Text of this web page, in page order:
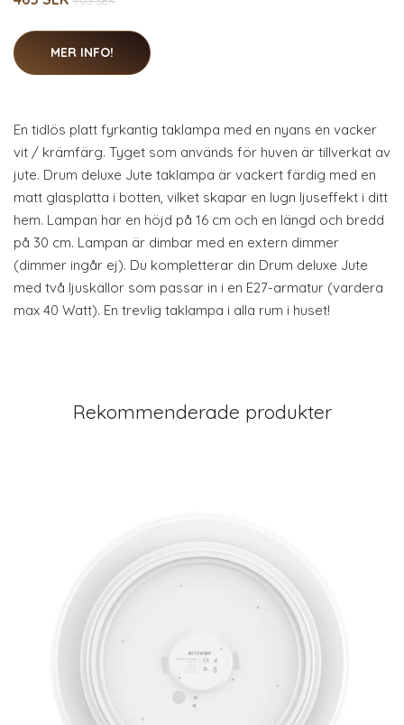
MER INFO!
En tidlös platt fyrkantig taklampa med en nyans en vacker
vit / krämfärg. Tyget som används för huven är tillverkat av
jute. Drum deluxe Jute taklampa är vackert färdig med en
matt glasplatta i botten, vilket skapar en lugn ljuseffekt i ditt
hem. Lampan har en höjd på 16 cm och en längd och bredd
på 30 cm. Lampan är dimbar med en extern dimmer
(dimmer ingår ej). Du kompletterar din Drum deluxe Jute
med två ljuskällor som passar in i en E27-armatur (vardera
max 40 Watt). En trevlig taklampa i alla rum i huset!
Rekommenderade produkter